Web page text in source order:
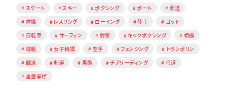
スケート スキー ボクシング ボート
柔道
体操
レスリング ローイング 陸上
ヨット
自転車
サーフィン 射撃 キックボクシング
相撲
端艇
女子相撲 空手 フェンシング
トランポリン
競泳
剣道 馬術 チアリーディング
弓道
重量挙げ